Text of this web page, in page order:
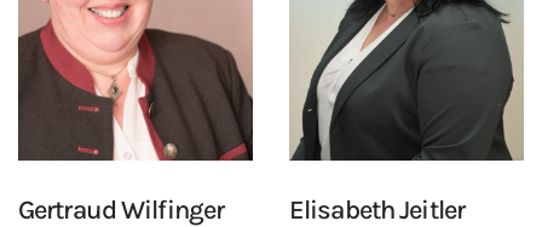
GertraudWilfinger ElisabethJeitler